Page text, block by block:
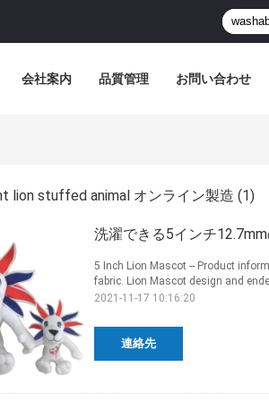
会社案内 品質管理 お問い合わせ
lion stuffed animal オンライン製造 (1)
洗濯できる5インチ
連絡先
5 Inch Lion Mascot -- Product
fabric. Lion Mascot design and
2021-11-17 10:16:20